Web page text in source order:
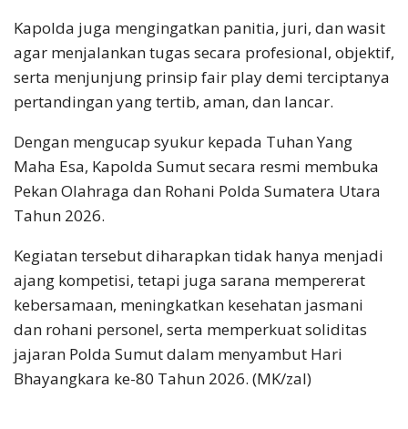
Kapolda juga mengingatkan panitia, juri, dan wasit
agar menjalankan tugas secara profesional, objektif,
serta menjunjung prinsip fair play demi terciptanya
pertandingan yang tertib, aman, dan lancar.
Dengan mengucap syukur kepada Tuhan Yang
Maha Esa, Kapolda Sumut secara resmi membuka
Pekan Olahraga dan Rohani Polda Sumatera Utara
Tahun 2026.
Kegiatan tersebut diharapkan tidak hanya menjadi
ajang kompetisi, tetapi juga sarana mempererat
kebersamaan, meningkatkan kesehatan jasmani
dan rohani personel, serta memperkuat soliditas
jajaran Polda Sumut dalam menyambut Hari
Bhayangkara ke-80 Tahun 2026. (MK/zal)